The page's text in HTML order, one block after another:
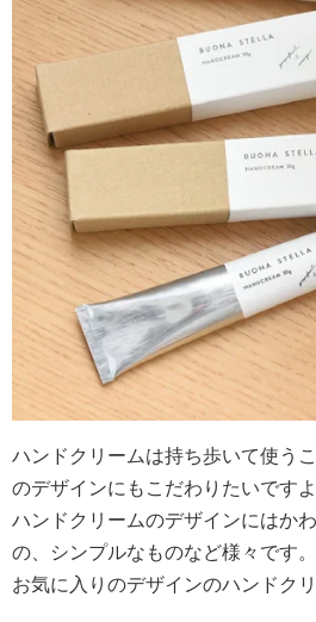
ハンドクリームは持ち歩いて使う
のデザインにもこだわりたいですよ
ハンドクリームのデザインにはか
の、シンプルなものなど様々です。
お気に入りのデザインのハンドク